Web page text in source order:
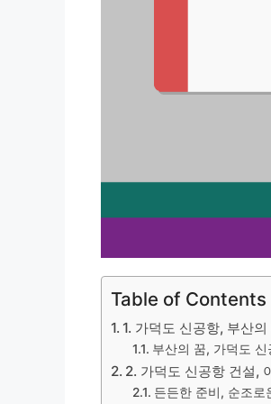
Table of Contents
1. 가덕도 신공항, 부산
부산의 꿈, 가덕도
2. 가덕도 신공항 건설,
든든한 준비, 순조로